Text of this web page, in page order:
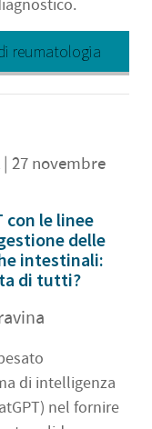
reumatologia
| 27 novembre
con le linee
delle
intestinali:
di tutti?
di intelligenza
nel fornire